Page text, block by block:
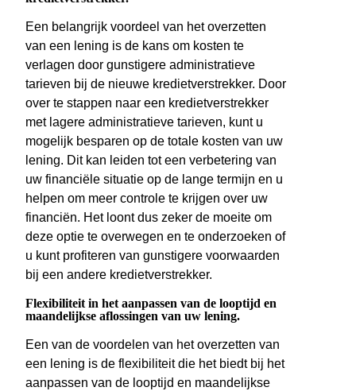
Een belangrijk voordeel van het overzetten
van een lening is de kans om kosten te
verlagen door gunstigere administratieve
tarieven bij de nieuwe kredietverstrekker. Door
over te stappen naar een kredietverstrekker
met lagere administratieve tarieven, kunt u
mogelijk besparen op de totale kosten van uw
lening. Dit kan leiden tot een verbetering van
uw financiële situatie op de lange termijn en u
helpen om meer controle te krijgen over uw
financiën. Het loont dus zeker de moeite om
deze optie te overwegen en te onderzoeken of
u kunt profiteren van gunstigere voorwaarden
bij een andere kredietverstrekker.
Flexibiliteit in het aanpassen van de looptijd en
maandelijkse aflossingen van uw lening.
Een van de voordelen van het overzetten van
een lening is de flexibiliteit die het biedt bij het
aanpassen van de looptijd en maandelijkse